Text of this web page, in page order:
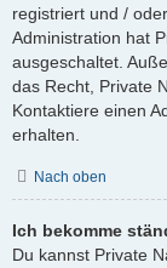
registriert und /
Administration hat
ausgeschaltet.
das Recht, Private
Kontaktiere einen
erhalten.
Nach oben
Ich bekomme
Du kannst Private